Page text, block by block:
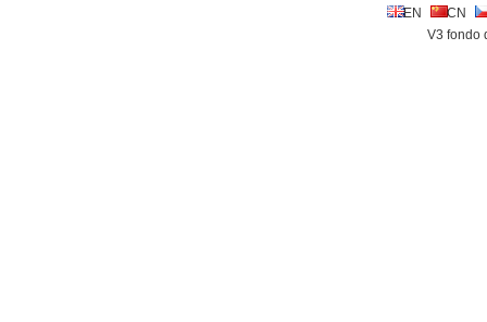
EN
CN
V3 fondo